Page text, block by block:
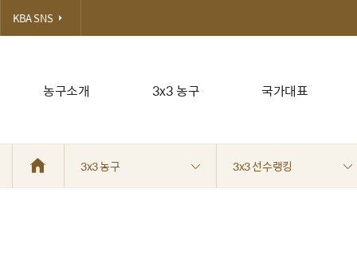
농구소개 3x3 농구 국가대표
KBA SNS
3x3 농구 3x3 선수랭킹